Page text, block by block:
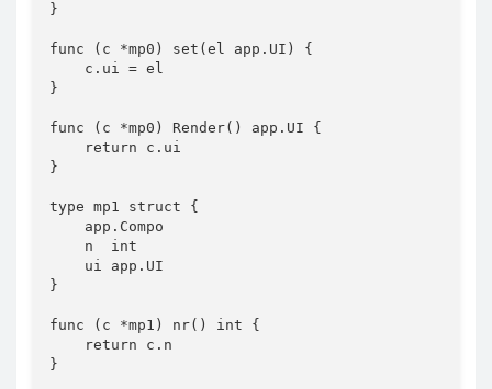
}
func (c *mp0) set(el app.UI) {
    c.ui = el
}
func (c *mp0) Render() app.UI {
    return c.ui
}
type mp1 struct {
    app.Compo
    n  int
    ui app.UI
}
func (c *mp1) nr() int {
    return c.n
}